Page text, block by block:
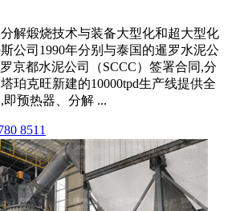
解煅烧技术与装备大型化和超大型化
公司1990年分别与泰国的暹罗水泥公
京都水泥公司（SCCC）签署合同,分
珀克旺新建的10000tpd生产线提供全
预热器、分解 ...
8511